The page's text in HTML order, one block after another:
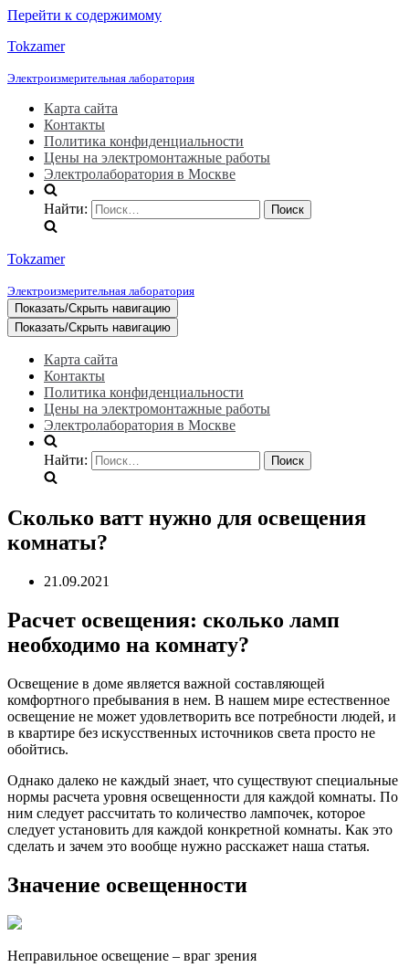
Перейти к содержимому
Tokzamer
Электроизмерительная лаборатория
Карта сайта
Контакты
Политика конфиденциальности
Цены на электромонтажные работы
Электролаборатория в Москве
Найти:
Tokzamer
Электроизмерительная лаборатория
Показать/Скрыть навигацию
Показать/Скрыть навигацию
Карта сайта
Контакты
Политика конфиденциальности
Цены на электромонтажные работы
Электролаборатория в Москве
Найти:
Сколько ватт нужно для освещения
комнаты?
21.09.2021
Расчет освещения: сколько ламп
необходимо на комнату?
Освещение в доме является важной составляющей
комфортного пребывания в нем. В нашем мире естественное
освещение не может удовлетворить все потребности людей, и
в квартире без искусственных источников света просто не
обойтись.
Однако далеко не каждый знает, что существуют специальные
нормы расчета уровня освещенности для каждой комнаты. По
ним следует рассчитать то количество лампочек, которое
следует установить для каждой конкретной комнаты. Как это
сделать и зачем это вообще нужно расскажет наша статья.
Значение освещенности
Неправильное освещение – враг зрения